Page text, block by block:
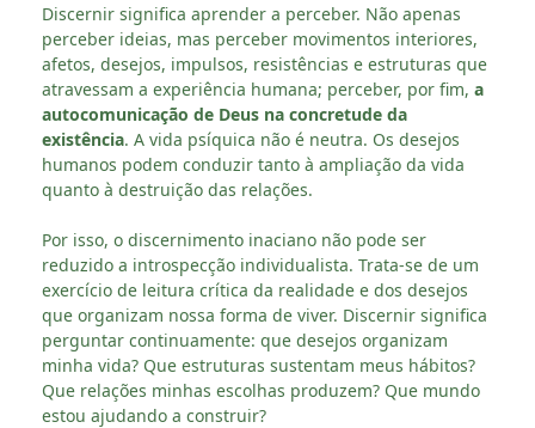
Discernir significa aprender a perceber. Não apenas
perceber ideias, mas perceber movimentos interiores,
afetos, desejos, impulsos, resistências e estruturas que
atravessam a experiência humana; perceber, por fim, a
autocomunicação de Deus na concretude da
existência. A vida psíquica não é neutra. Os desejos
humanos podem conduzir tanto à ampliação da vida
quanto à destruição das relações.
Por isso, o discernimento inaciano não pode ser
reduzido a introspecção individualista. Trata-se de um
exercício de leitura crítica da realidade e dos desejos
que organizam nossa forma de viver. Discernir significa
perguntar continuamente: que desejos organizam
minha vida? Que estruturas sustentam meus hábitos?
Que relações minhas escolhas produzem? Que mundo
estou ajudando a construir?